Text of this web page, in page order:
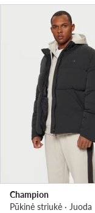
Champion
Pūkinė striukė · Juoda